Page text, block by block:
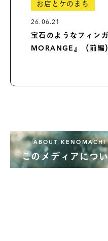
お店とケのまち
26.06.21
宝石のようなフィン
MORANGE』（前編
ABOUT KENOMACHI
このメディアにつ